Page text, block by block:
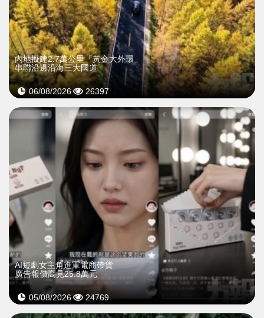
內地擬建2.7萬公里「黃金大外環」
串聯沿邊沿海三大國道
06/08/2026 26397
AI短劇女主角進軍電商帶貨
廣告報價高見25.8萬元
05/08/2026 24769